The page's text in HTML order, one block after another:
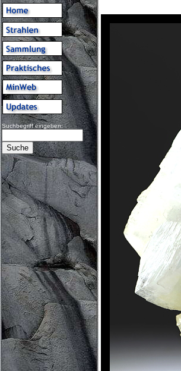
Suchbegriff eingeben: